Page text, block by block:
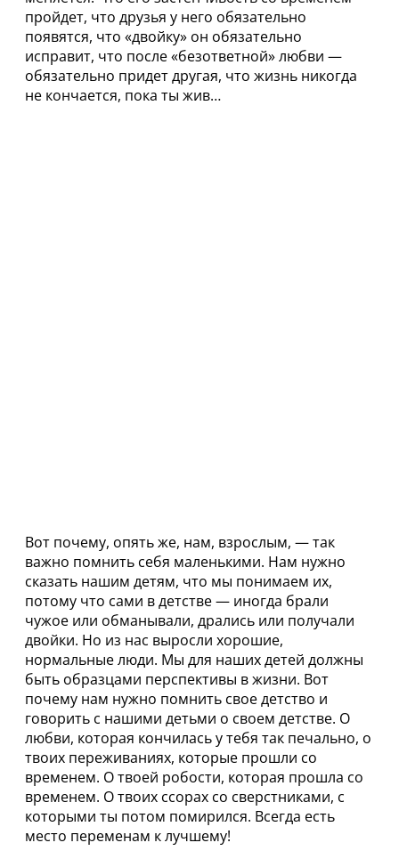
пройдет, что друзья у него обязательно
появятся, что «двойку» он обязательно
исправит, что после «безответной» любви —
обязательно придет другая, что жизнь никогда
не кончается, пока ты жив…
Вот почему, опять же, нам, взрослым, — так
важно помнить себя маленькими. Нам нужно
сказать нашим детям, что мы понимаем их,
потому что сами в детстве — иногда брали
чужое или обманывали, дрались или получали
двойки. Но из нас выросли хорошие,
нормальные люди. Мы для наших детей должны
быть образцами перспективы в жизни. Вот
почему нам нужно помнить свое детство и
говорить с нашими детьми о своем детстве. О
любви, которая кончилась у тебя так печально, о
твоих переживаниях, которые прошли со
временем. О твоей робости, которая прошла со
временем. О твоих ссорах со сверстниками, с
которыми ты потом помирился. Всегда есть
место переменам к лучшему!